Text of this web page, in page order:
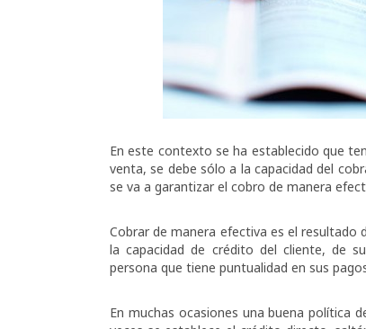
En este contexto se ha establecido que
venta, se debe sólo a la capacidad del
se va a garantizar el cobro de manera
Cobrar de manera efectiva es el resultado
la capacidad de crédito del cliente, de
persona que tiene puntualidad en sus
En muchas ocasiones una buena política